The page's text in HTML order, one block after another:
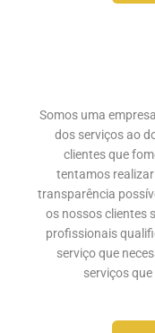
Somos uma
dos serviços ao
clientes que
tentamos
transparência
os nossos clientes
profissionais
serviço que
serviçosque